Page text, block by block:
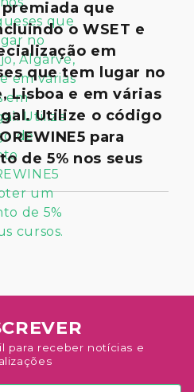
que
o WSET e
em
que tem lugar no
Lisboa e em várias
Utilize o código
para
de 5% nos seus
para receber notícias e